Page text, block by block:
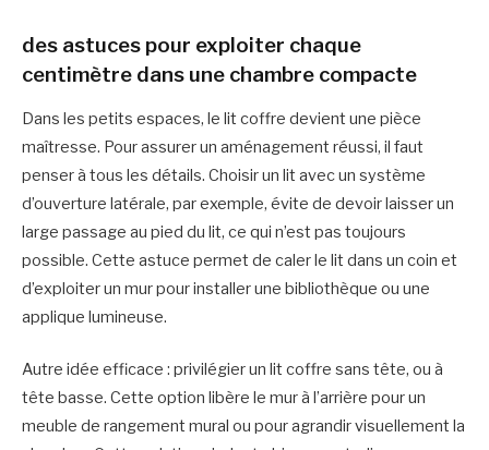
des astuces pour exploiter chaque
centimètre dans une chambre compacte
Dans les petits espaces, le lit coffre devient une pièce
maîtresse. Pour assurer un aménagement réussi, il faut
penser à tous les détails. Choisir un lit avec un système
d’ouverture latérale, par exemple, évite de devoir laisser un
large passage au pied du lit, ce qui n’est pas toujours
possible. Cette astuce permet de caler le lit dans un coin et
d’exploiter un mur pour installer une bibliothèque ou une
applique lumineuse.
Autre idée efficace : privilégier un lit coffre sans tête, ou à
tête basse. Cette option libère le mur à l’arrière pour un
meuble de rangement mural ou pour agrandir visuellement la